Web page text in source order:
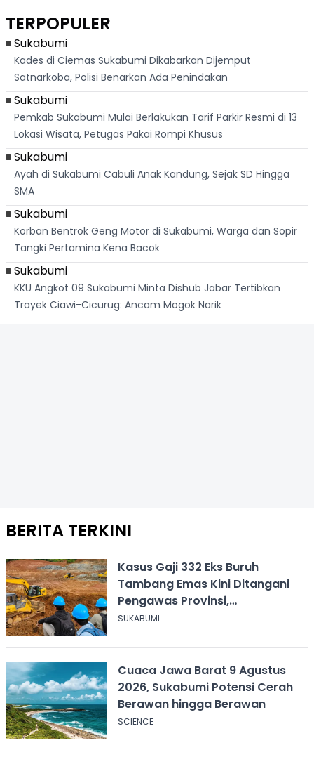
Dari
Palabuhanratu
TERPOPULER
Sukabumi
Kades di Ciemas Sukabumi Dikabarkan Dijemput
Satnarkoba, Polisi Benarkan Ada Penindakan
Sukabumi
Pemkab Sukabumi Mulai Berlakukan Tarif Parkir Resmi di 13
Lokasi Wisata, Petugas Pakai Rompi Khusus
Sukabumi
Ayah di Sukabumi Cabuli Anak Kandung, Sejak SD Hingga
SMA
Sukabumi
Korban Bentrok Geng Motor di Sukabumi, Warga dan Sopir
Tangki Pertamina Kena Bacok
Sukabumi
KKU Angkot 09 Sukabumi Minta Dishub Jabar Tertibkan
Trayek Ciawi-Cicurug: Ancam Mogok Narik
BERITA TERKINI
Kasus Gaji 332 Eks Buruh
Tambang Emas Kini Ditangani
Pengawas Provinsi,
Disnakertrans Sukabumi Terus
SUKABUMI
Cuaca Jawa Barat 9 Agustus
2026, Sukabumi Potensi Cerah
Berawan hingga Berawan
SCIENCE